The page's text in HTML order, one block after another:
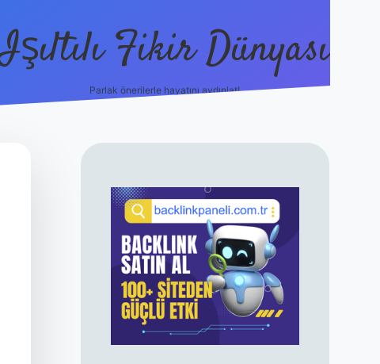
Işıltılı Fikir Dünyası
Parlak önerilerle hayatını aydınlat!
SIDEBAR
ilbet canlı maç izle